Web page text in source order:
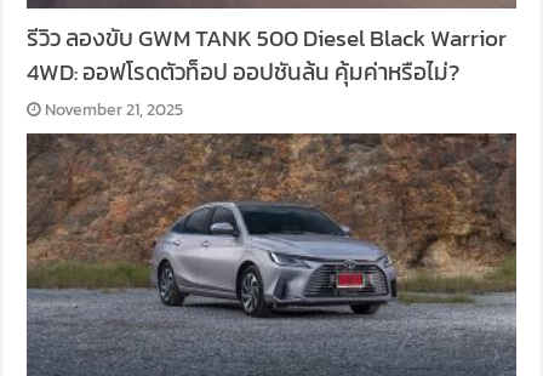
รีวิว ลองขับ GWM TANK 500 Diesel Black Warrior
4WD: ออฟโรดตัวท็อป ออปชันล้น คุ้มค่าหรือไม่?
November 21, 2025